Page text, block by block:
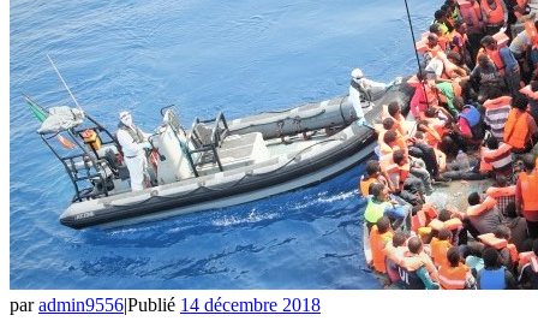
paradmin9556|Publié 14 décembre 2018